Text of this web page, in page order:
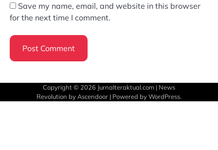
Save my name, email, and website in this browser
for the next time I comment.
Copyright © 2026 Jurnalteraktual.com | News
Revolution byAscendoor | Powered byWordPress.